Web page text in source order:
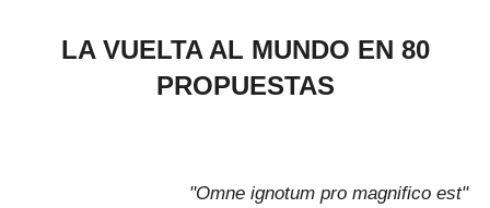
LA VUELTA AL MUNDO EN 80
PROPUESTAS
"Omne ignotum pro magnifico est"